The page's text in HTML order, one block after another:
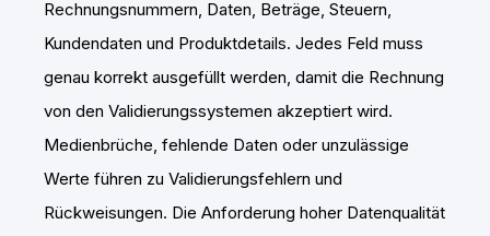
Rechnungsnummern, Daten, Beträge, Steuern,
Kundendaten und Produktdetails. Jedes Feld muss
genau korrekt ausgefüllt werden, damit die Rechnung
von den Validierungssystemen akzeptiert wird.
Medienbrüche, fehlende Daten oder unzulässige
Werte führen zu Validierungsfehlern und
Rückweisungen. Die Anforderung hoher Datenqualität